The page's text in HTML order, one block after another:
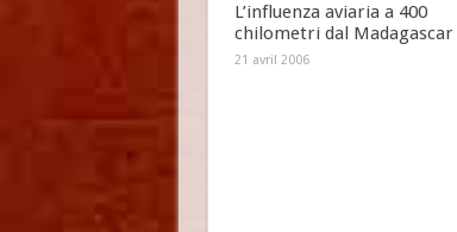
L’influenza aviaria a 400
chilometri dal Madagascar
21 avril 2006